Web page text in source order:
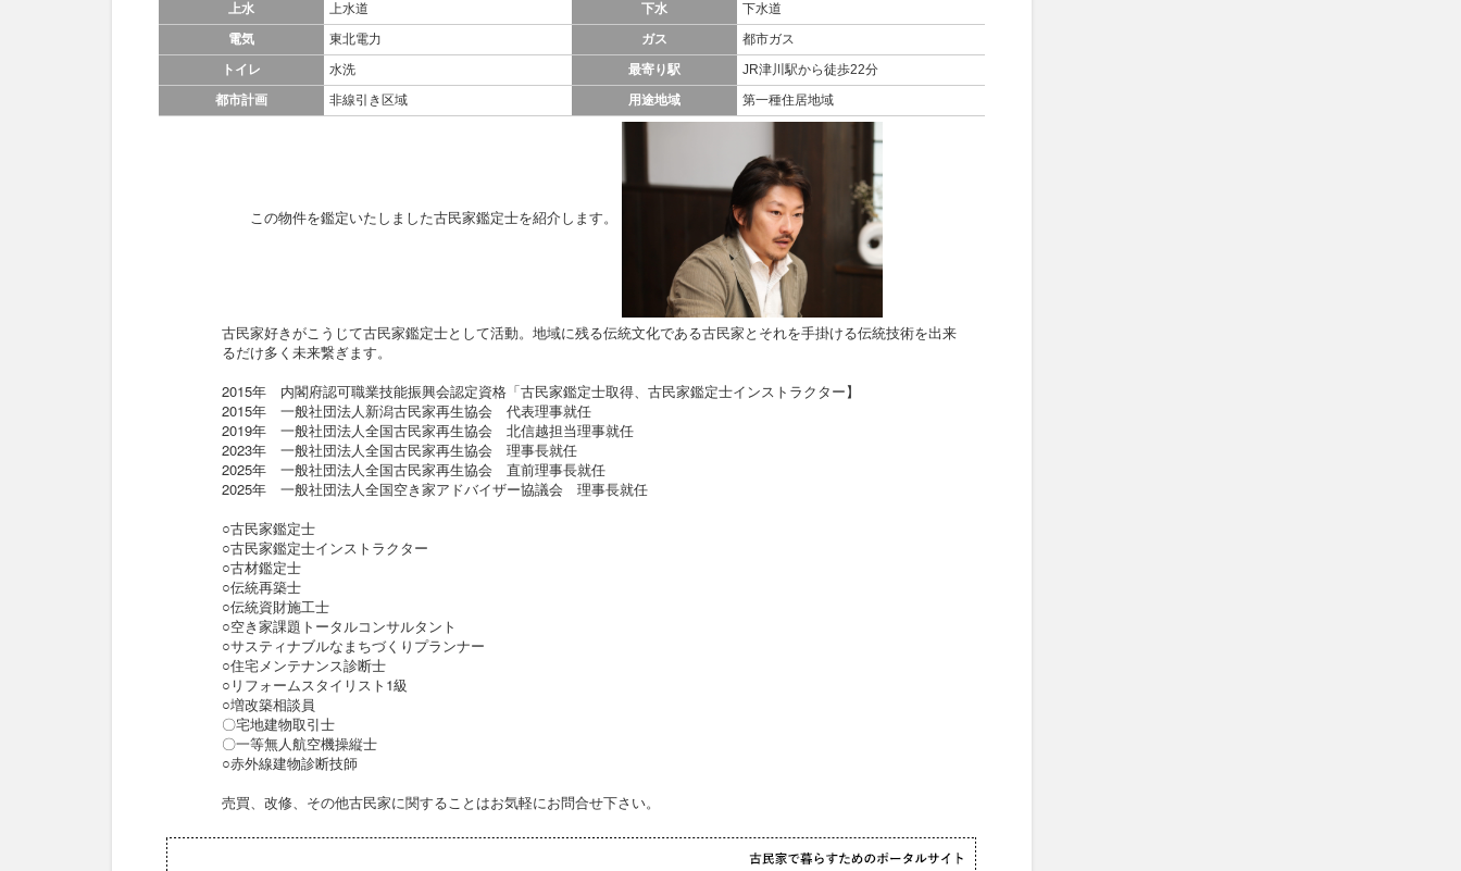
上水
上水道 下水
下水道
電気
東北電力 ガス
都市ガス
トイレ
水洗 最寄り駅
JR津川駅から徒歩22分
都市計画
非線引き区域 用途地域 第一種住居地域
この物件を鑑定いたしました古民家鑑定士を紹介します。
古民家好きがこうじて古民家鑑定士として活動。地域に残る伝統文化である古民家とそれを手掛ける伝統技術を出来
るだけ多く未来繋ぎます。
2015年 内閣府認可職業技能振興会認定資格「古民家鑑定士取得、古民家鑑定士インストラクター】
2015年 一般社団法人新潟古民家再生協会 代表理事就任
2019年 一般社団法人全国古民家再生協会 北信越担当理事就任
2023年 一般社団法人全国古民家再生協会 理事長就任
2025年 一般社団法人全国古民家再生協会 直前理事長就任
2025年 一般社団法人全国空き家アドバイザー協議会 理事長就任
○古民家鑑定士
○古民家鑑定士インストラクター
○古材鑑定士
○伝統再築士
○伝統資財施工士
○空き家課題トータルコンサルタント
○サスティナブルなまちづくりプランナー
○住宅メンテナンス診断士
○リフォームスタイリスト1級
○増改築相談員
〇宅地建物取引士
〇一等無人航空機操縦士
○赤外線建物診断技師
売買、改修、その他古民家に関することはお気軽にお問合せ下さい。